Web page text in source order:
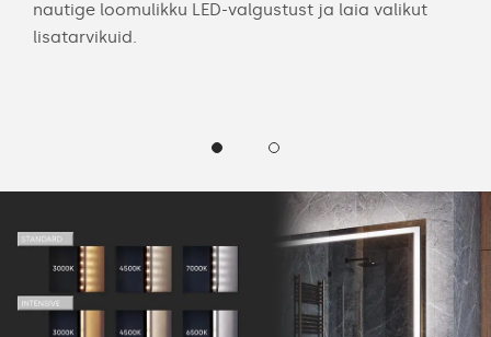
nautige loomulikku LED-valgustust ja laia valikut
lisatarvikuid.